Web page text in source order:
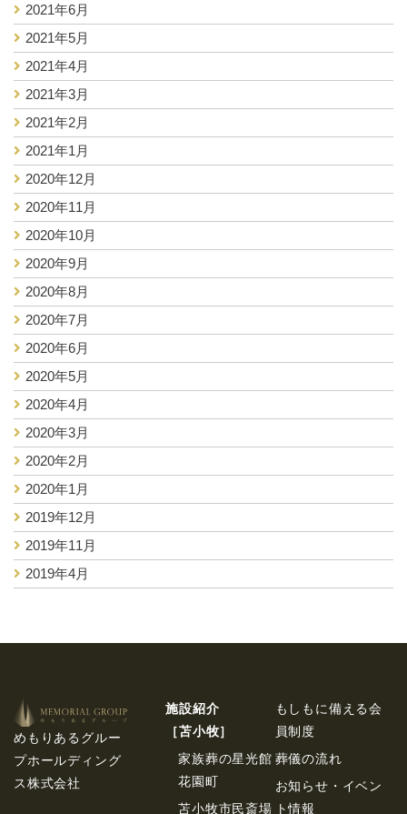
2021年6月
2021年5月
2021年4月
2021年3月
2021年2月
2021年1月
2020年12月
2020年11月
2020年10月
2020年9月
2020年8月
2020年7月
2020年6月
2020年5月
2020年4月
2020年3月
2020年2月
2020年1月
2019年12月
2019年11月
2019年4月
めもりあるグルー
プホールディング
ス株式会社
施設紹介
［苫⼩牧］
家族葬の星光館
花園町
苫小牧市民斎場
もしもに備える会
員制度
葬儀の流れ
お知らせ・イベン
ト情報